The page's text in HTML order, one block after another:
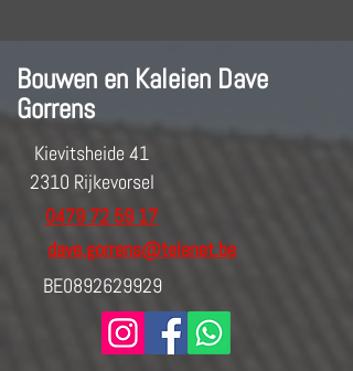
Bouwen en Kaleien Dave
Gorrens
Kievitsheide 41
2310 Rijkevorsel
0479 72 59 17
dave.gorrens@telenet.be
BE0892629929